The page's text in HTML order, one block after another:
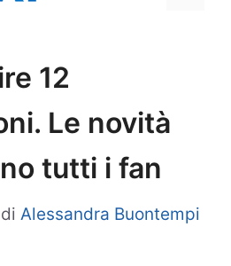
12
Le novità
tutti i fan
di Alessandra Buontempi